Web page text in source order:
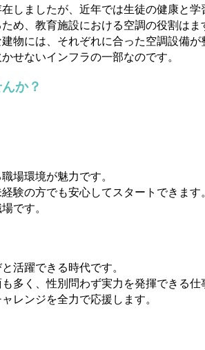
しましたが、近年では生徒の健康と
め、教育施設における空調の役割はま
物には、それぞれに合った空調設備が
せないインフラの一部なのです。
か？
場環境が魅力です。
験の方でも安心してスタートできます。
です。
活躍できる時代です。
多く、性別問わず実力を発揮できる仕
レンジを全力で応援します。